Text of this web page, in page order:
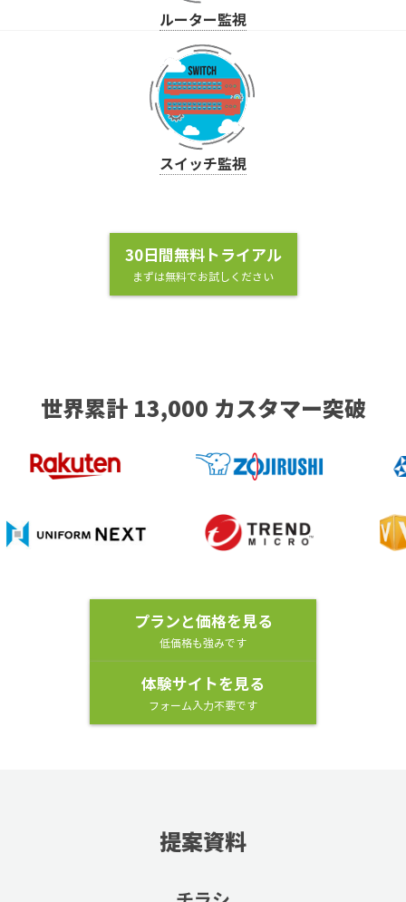
ルーター監視
スイッチ監視
30日間無料トライアル
まずは無料でお試しください
世界累計 13,000 カスタマー突破
プランと価格を見る
低価格も強みです
体験サイトを見る
フォーム入力不要です
提案資料